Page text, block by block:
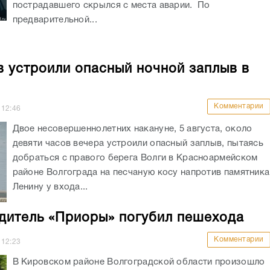
пострадавшего скрылся с места аварии. По
предварительной...
устроили опасный ночной заплыв в
12:46 Комментарии
Двое несовершеннолетних накануне, 5 августа, около
девяти часов вечера устроили опасный заплыв, пытаясь
добраться с правого берега Волги в Красноармейском
районе Волгограда на песчаную косу напротив памятника
Ленину у входа...
«Приоры» погубил пешехода
12:23 Комментарии
В Кировском районе Волгоградской области произошло